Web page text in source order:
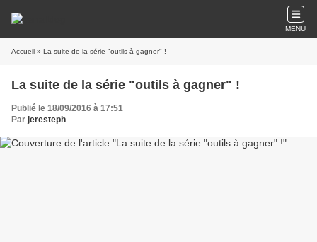
MENU
Accueil » La suite de la série "outils à gagner" !
La suite de la série "outils à gagner" !
Publié le 18/09/2016 à 17:51
Par jeresteph